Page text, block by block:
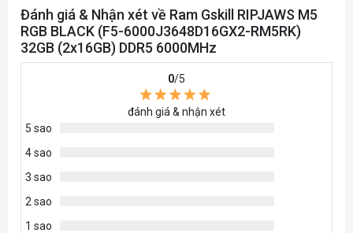
Đánh giá & Nhận xét về Ram Gskill RIPJAWS M5
RGB BLACK (F5-6000J3648D16GX2-RM5RK)
32GB (2x16GB) DDR5 6000MHz
0/5
đánh giá & nhận xét
5 sao
4 sao
3 sao
2 sao
1 sao